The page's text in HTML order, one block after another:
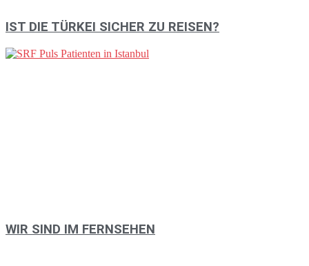
IST DIE TÜRKEI SICHER ZU REISEN?
WIR SIND IM FERNSEHEN